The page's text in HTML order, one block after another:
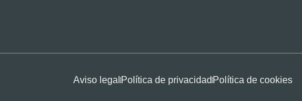
Aviso legal Política de privacidad Política de cookies